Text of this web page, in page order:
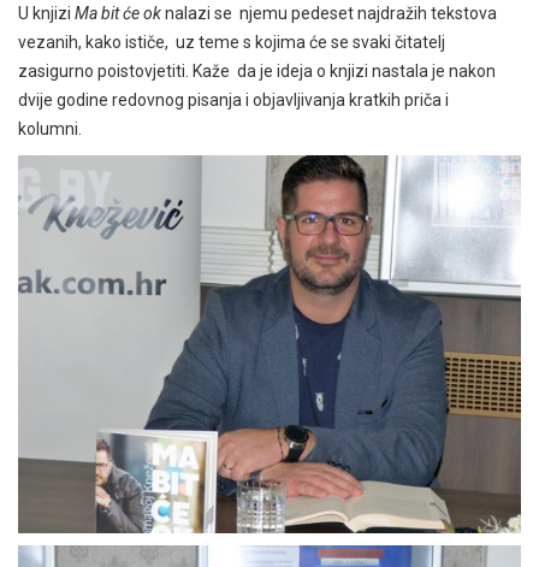
U knjizi Ma bit će oknalazi se njemu pedeset najdražih tekstova
vezanih, kako ističe, uz teme s kojima će se svaki čitatelj
zasigurno poistovjetiti. Kaže da je ideja o knjizi nastala je nakon
dvije godine redovnog pisanja i objavljivanja kratkih priča i
kolumni.